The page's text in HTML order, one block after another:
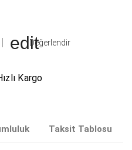
Değerlendir
Kargo
Taksit Tablosu